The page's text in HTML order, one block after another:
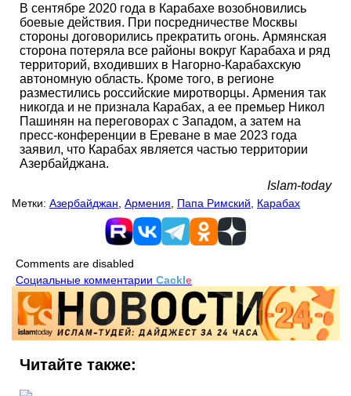
В сентябре 2020 года в Карабахе возобновились
боевые действия. При посредничестве Москвы
стороны договорились прекратить огонь. Армянская
сторона потеряла все районы вокруг Карабаха и ряд
территорий, входивших в Нагорно-Карабахскую
автономную область. Кроме того, в регионе
разместились российские миротворцы. Армения так
никогда и не признала Карабах, а ее премьер Никол
Пашинян на переговорах с Западом, а затем на
пресс-конференции в Ереване в мае 2023 года
заявил, что Карабах является частью территории
Азербайджана.
Islam-today
Метки: Азербайджан Армения Папа Римский Карабах
Comments are disabled
Социальные комментарии Cackle
Читайте также: